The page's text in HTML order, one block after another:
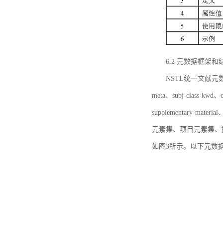
6.2 元数据框架和
NSTL统一文献元
meta、subj-class-kwd
supplementary-
元素集、项目元素集
如图3所示。以下元数